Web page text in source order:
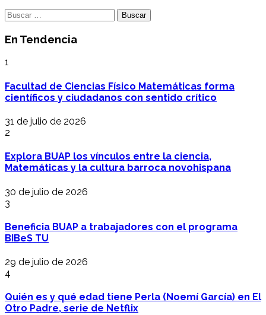
Buscar:
En Tendencia
1
Facultad de Ciencias Físico Matemáticas forma
científicos y ciudadanos con sentido crítico
31 de julio de 2026
2
Explora BUAP los vínculos entre la ciencia,
Matemáticas y la cultura barroca novohispana
30 de julio de 2026
3
Beneficia BUAP a trabajadores con el programa
BIBeS TU
29 de julio de 2026
4
Quién es y qué edad tiene Perla (Noemí García) en El
Otro Padre, serie de Netflix